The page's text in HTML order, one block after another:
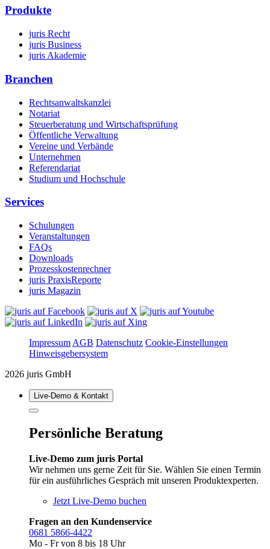
Produkte
juris Recht
juris Business
juris Akademie
Branchen
Rechtsanwaltskanzlei
Notariat
Steuerberatung und Wirtschaftsprüfung
Öffentliche Verwaltung
Vereine und Verbände
Unternehmen
Referendariat
Studium und Hochschule
Services
Schulungen
Veranstaltungen
FAQs
Downloads
Prozesskostenrechner
juris PraxisReporte
juris Magazin
Impressum AGB Datenschutz Cookie-Einstellungen
Hinweisgebersystem
2026 juris GmbH
Live‑Demo & Kontakt
Persönliche Beratung
Live-Demo zum juris Portal
Wir nehmen uns gerne Zeit für Sie. Wählen Sie einen Termin
für ein ausführliches Gespräch mit unseren Produktexperten.
Jetzt Live-Demo buchen
Fragen an den Kundenservice
0681 5866-4422
Mo - Fr von 8 bis 18 Uhr